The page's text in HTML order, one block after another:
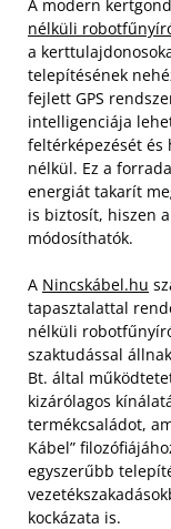
A modern
nélküli
a
telepítésének
fejlett GPS
intelligenciája
feltérképezését és
nélkül. Ez a
energiát takarít
is biztosít, hiszen
módosíthatók.
A Nincskábel.hu
tapasztalattal
nélküli
szaktudással
Bt. által
kizárólagos
termékcsaládot,
Kábel”
egyszerűbb
kockázata is.